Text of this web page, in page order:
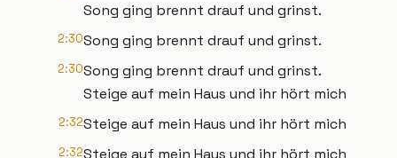
Song ging brennt drauf und grinst.
2:30Song ging brennt drauf und grinst.
2:30Song ging brennt drauf und grinst.
Steige auf mein Haus und ihr hört mich
2:32Steige auf mein Haus und ihr hört mich
2:32Steige auf mein Haus und ihr hört mich